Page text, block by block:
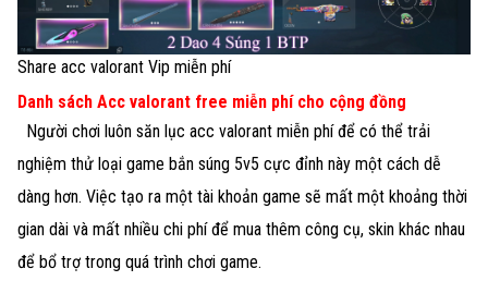
Share acc valorant Vip miễn phí
Danh sách Acc valorant free miễn phí cho cộng đồng
Người chơi luôn săn lục acc valorant miễn phí để có thể trải
nghiệm thử loại game bắn súng 5v5 cực đỉnh này một cách dễ
dàng hơn. Việc tạo ra một tài khoản game sẽ mất một khoảng thời
gian dài và mất nhiều chi phí để mua thêm công cụ, skin khác nhau
để bổ trợ trong quá trình chơi game.